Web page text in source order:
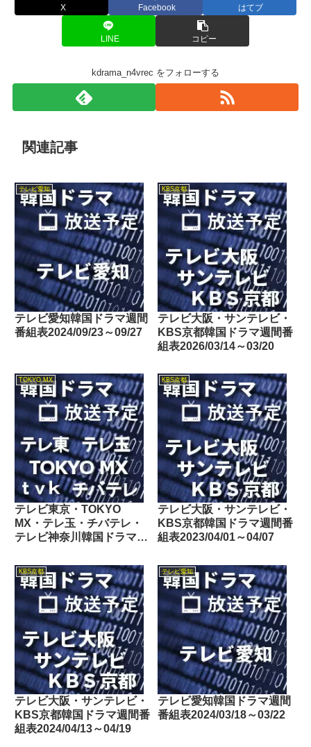
X Facebook はてブ
LINE コピー
kdrama_n4vrec をフォローする
関連記事
テレビ愛知
テレビ愛知韓国ドラマ週間
番組表2024/09/23～09/27
KBS京都
テレビ大阪・サンテレビ・
KBS京都韓国ドラマ週間番
組表2026/03/14～03/20
TOKYO MX
テレビ東京・TOKYO
MX・テレ玉・チバテレ・
テレビ神奈川韓国ドラマ週
07/16
KBS京都
テレビ大阪・サンテレビ・
KBS京都韓国ドラマ週間番
組表2023/04/01～04/07
KBS京都
テレビ大阪・サンテレビ・
KBS京都韓国ドラマ週間番
組表2024/04/13～04/19
テレビ愛知
テレビ愛知韓国ドラマ週間
番組表2024/03/18～03/22